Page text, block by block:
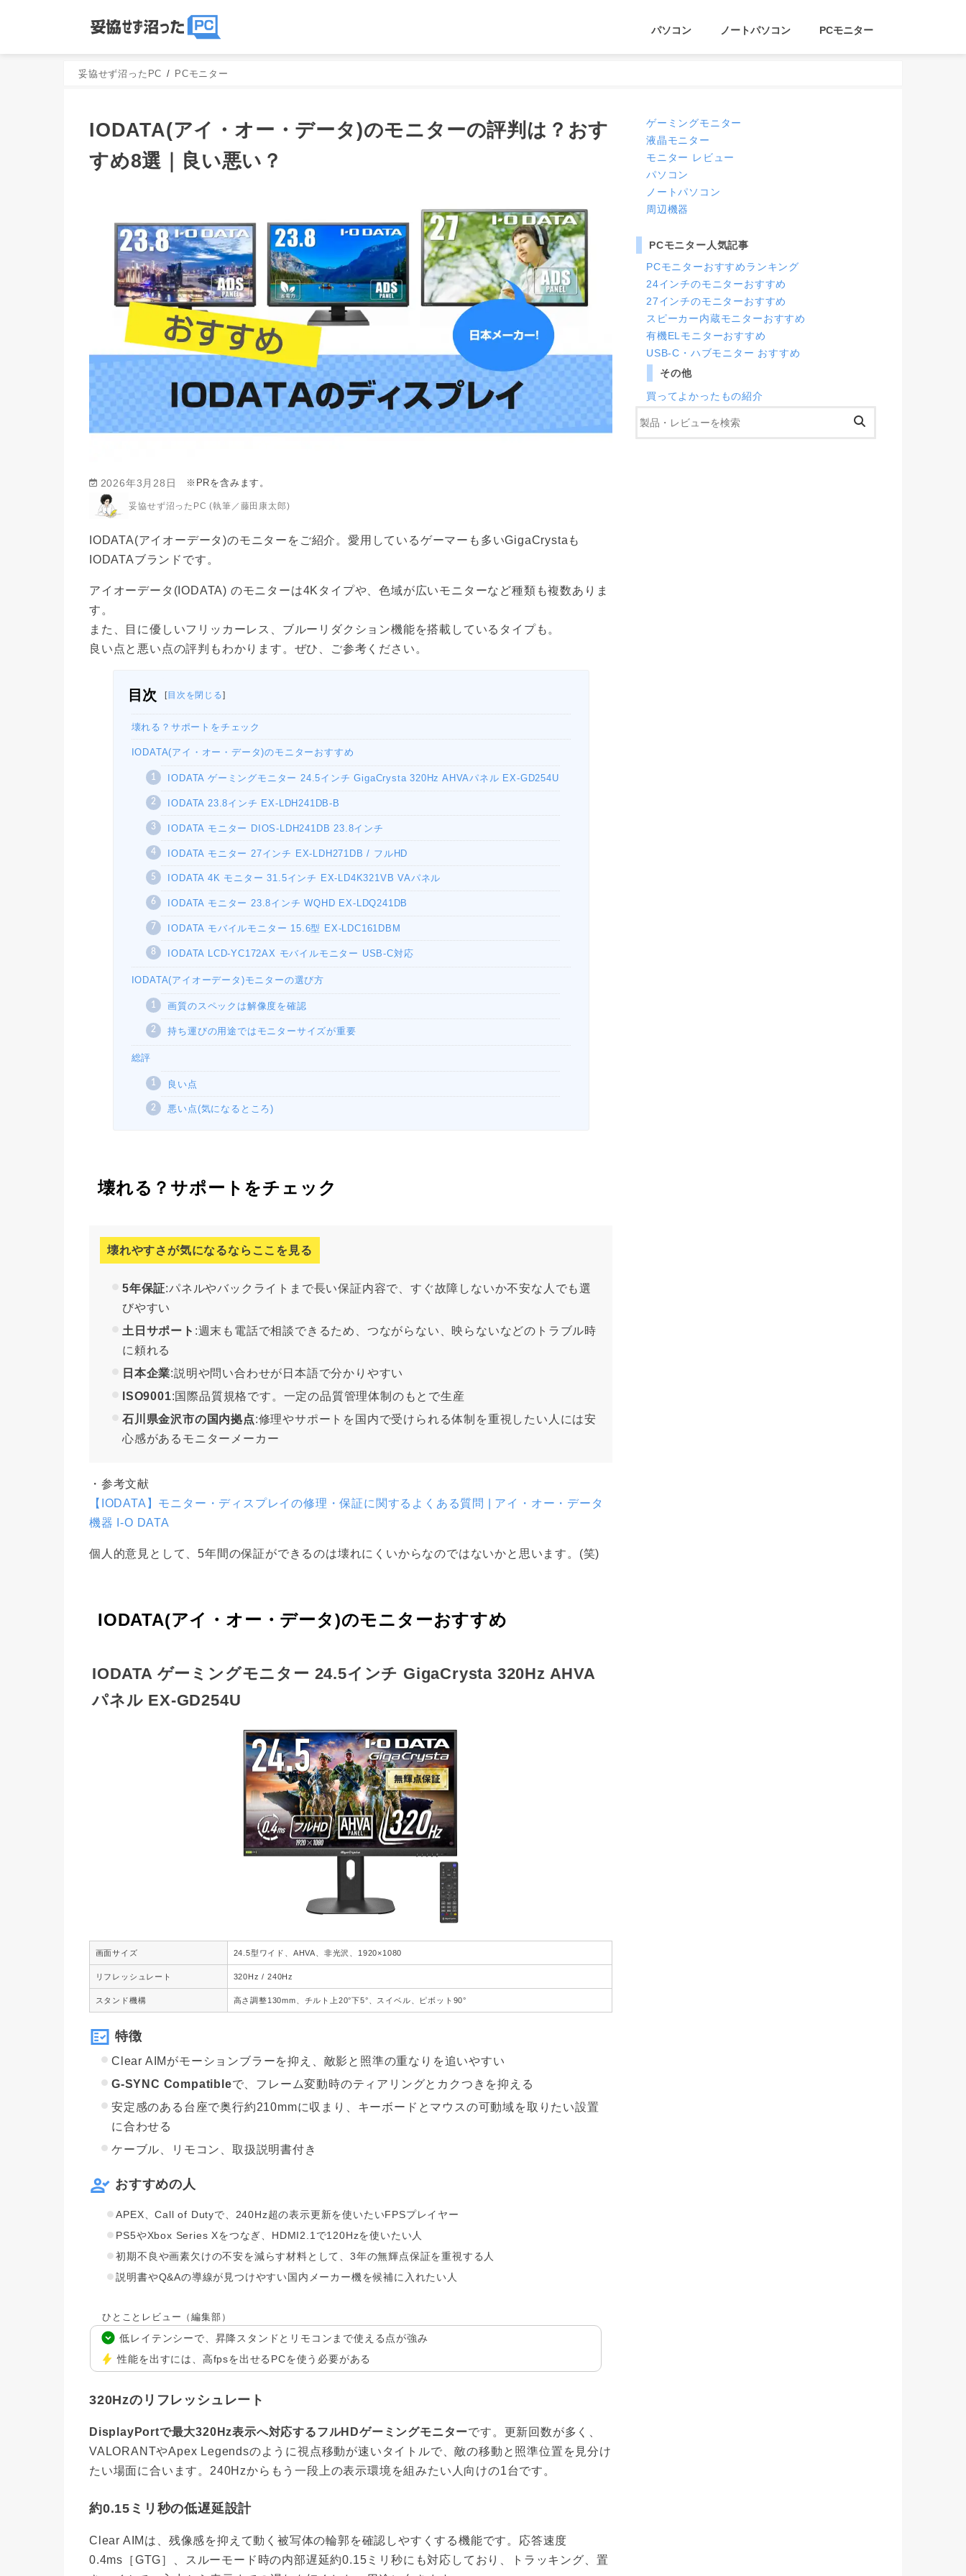
パソコン ノートパソコン PCモニター
妥協せず沼ったPC PCモニター
IODATA(アイ・オー・データ)のモニターの評判は？おす
すめ8選｜良い悪い？
2026年3月28日 ※PRを含みます。
妥協せず沼ったPC (執筆／藤田康太郎)
IODATA(アイオーデータ)のモニターをご紹介。愛用しているゲーマーも多いGigaCrystaも
IODATAブランドです。
アイオーデータ(IODATA) のモニターは4Kタイプや、色域が広いモニターなど種類も複数ありま
す。
また、目に優しいフリッカーレス、ブルーリダクション機能を搭載しているタイプも。
良い点と悪い点の評判もわかります。ぜひ、ご参考ください。
目次 [目次を閉じる]
壊れる？サポートをチェック
IODATA(アイ・オー・データ)のモニターおすすめ
IODATA ゲーミングモニター 24.5インチ GigaCrysta 320Hz AHVAパネル EX-GD254U
IODATA 23.8インチ EX-LDH241DB-B
IODATA モニター DIOS-LDH241DB 23.8インチ
IODATA モニター 27インチ EX-LDH271DB / フルHD
IODATA 4K モニター 31.5インチ EX-LD4K321VB VAパネル
IODATA モニター 23.8インチ WQHD EX-LDQ241DB
IODATA モバイルモニター 15.6型 EX-LDC161DBM
IODATA LCD-YC172AX モバイルモニター USB-C対応
IODATA(アイオーデータ)モニターの選び方
画質のスペックは解像度を確認
持ち運びの用途ではモニターサイズが重要
総評
良い点
悪い点(気になるところ)
壊れる？サポートをチェック
壊れやすさが気になるならここを見る
5年保証:パネルやバックライトまで長い保証内容で、すぐ故障しないか不安な人でも選
びやすい
土日サポート :週末も電話で相談できるため、つながらない、映らないなどのトラブル時
に頼れる
日本企業:説明や問い合わせが日本語で分かりやすい
ISO9001:国際品質規格です。一定の品質管理体制のもとで生産
石川県金沢市の国内拠点:修理やサポートを国内で受けられる体制を重視したい人には安
心感があるモニターメーカー
・参考文献
【IODATA】モニター・ディスプレイの修理・保証に関するよくある質問 | アイ・オー・データ
機器 I-O DATA
個人的意見として、5年間の保証ができるのは壊れにくいからなのではないかと思います。(笑)
IODATA(アイ・オー・データ)のモニターおすすめ
IODATA ゲーミングモニター 24.5インチ GigaCrysta 320Hz AHVA
パネル EX-GD254U
画面サイズ 24.5型ワイド、AHVA、非光沢、1920×1080
リフレッシュレート 320Hz / 240Hz
スタンド機構 高さ調整130mm、チルト上20°下5°、スイベル、ピボット90°
特徴
Clear AIMがモーションブラーを抑え、敵影と照準の重なりを追いやすい
G-SYNC Compatibleで、フレーム変動時のティアリングとカクつきを抑える
安定感のある台座で奥行約210mmに収まり、キーボードとマウスの可動域を取りたい設置
に合わせる
ケーブル、リモコン、取扱説明書付き
おすすめの人
APEX、Call of Dutyで、240Hz超の表示更新を使いたいFPSプレイヤー
PS5やXbox Series Xをつなぎ、HDMI2.1で120Hzを使いたい人
初期不良や画素欠けの不安を減らす材料として、3年の無輝点保証を重視する人
説明書やQ&Aの導線が見つけやすい国内メーカー機を候補に入れたい人
ひとことレビュー（編集部）
低レイテンシーで、昇降スタンドとリモコンまで使える点が強み
性能を出すには、高fpsを出せるPCを使う必要がある
320Hzのリフレッシュレート
DisplayPortで最大320Hz表示へ対応するフルHDゲーミングモニターです。更新回数が多く、
VALORANTやApex Legendsのように視点移動が速いタイトルで、敵の移動と照準位置を見分け
たい場面に合います。240Hzからもう一段上の表示環境を組みたい人向けの1台です。
約0.15ミリ秒の低遅延設計
Clear AIMは、残像感を抑えて動く被写体の輪郭を確認しやすくする機能です。応答速度
0.4ms［GTG］、スルーモード時の内部遅延約0.15ミリ秒にも対応しており、トラッキング、置
ゲーミングモニター
液晶モニター
モニター レビュー
パソコン
ノートパソコン
周辺機器
PCモニター人気記事
PCモニターおすすめランキング
24インチのモニターおすすめ
27インチのモニターおすすめ
スピーカー内蔵モニターおすすめ
有機ELモニターおすすめ
USB-C・ハブモニター おすすめ
その他
買ってよかったもの紹介